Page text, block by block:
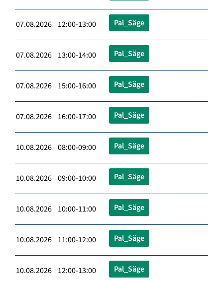
07.08.2026 12:00-13:00 Pal_Säge
07.08.2026 13:00-14:00 Pal_Säge
07.08.2026 15:00-16:00 Pal_Säge
07.08.2026 16:00-17:00 Pal_Säge
10.08.2026 08:00-09:00 Pal_Säge
10.08.2026 09:00-10:00 Pal_Säge
10.08.2026 10:00-11:00 Pal_Säge
10.08.2026 11:00-12:00 Pal_Säge
10.08.2026 12:00-13:00 Pal_Säge